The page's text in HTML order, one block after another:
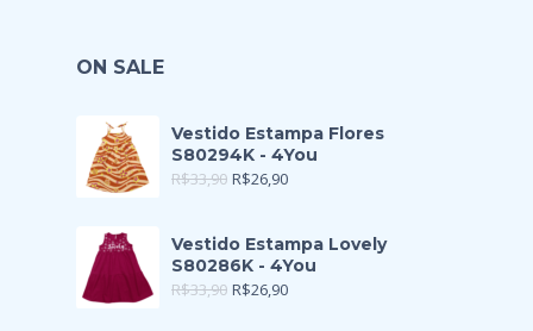
ON SALE
Vestido Estampa Flores
S80294K - 4You
R$33,90 R$26,90
Vestido Estampa Lovely
S80286K - 4You
R$33,90 R$26,90